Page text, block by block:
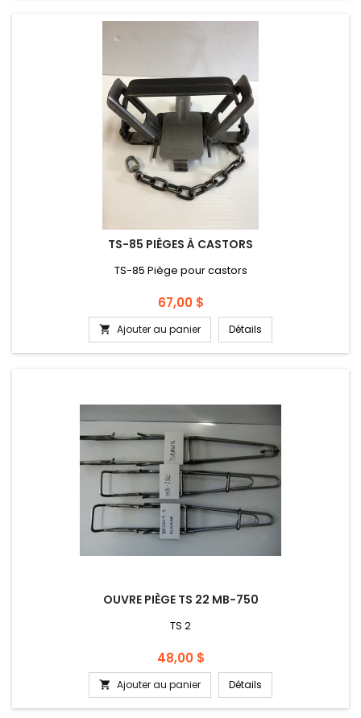
TS-85 PIÈGES À CASTORS
TS-85 Piège pour castors
Prix
67,00 $
 Ajouter au panier Détails
OUVRE PIÈGE TS 22 MB-750
TS 2
Prix
48,00 $
 Ajouter au panier Détails